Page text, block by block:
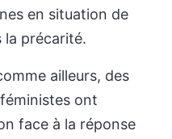
en situation de
la précarité.
ailleurs, des
ont
face à la réponse